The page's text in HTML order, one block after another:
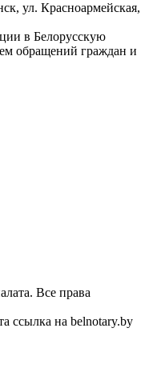
ул. Красноармейская,
в Белорусскую
обращений граждан и
Все права
ссылка на belnotary.by